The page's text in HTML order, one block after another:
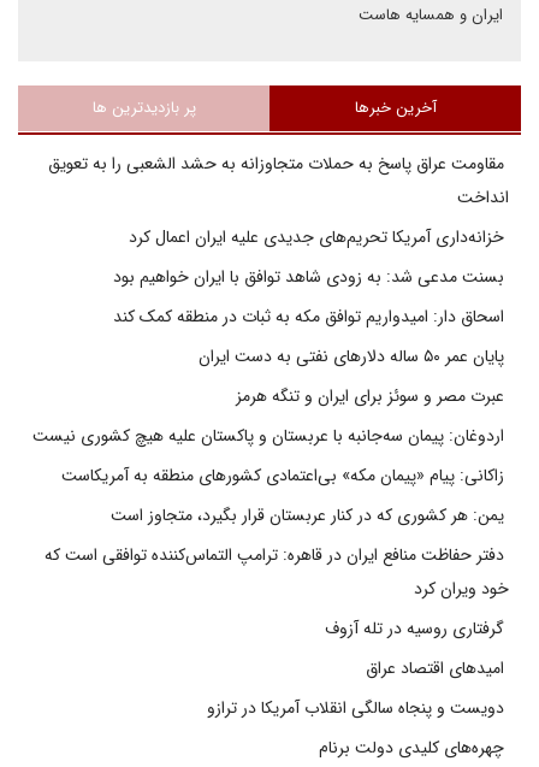
ایران و همسایه هاست
آخرین خبرها پر بازدیدترین ها
مقاومت عراق پاسخ به حملات متجاوزانه به حشد الشعبی را به تعویق
انداخت
خزانه‌داری آمریکا تحریم‌های جدیدی علیه ایران اعمال کرد
بسنت مدعی شد: به زودی شاهد توافق با ایران خواهیم بود
اسحاق دار: امیدواریم توافق مکه به ثبات در منطقه کمک کند
پایان عمر ۵۰ ساله دلارهای نفتی به دست ایران
عبرت مصر و سوئز برای ایران و تنگه هرمز
اردوغان: پیمان سه‌جانبه با عربستان و پاکستان علیه هیچ کشوری نیست
زاکانی: پیام «پیمان مکه» بی‌اعتمادی کشورهای منطقه به آمریکاست
یمن: هر کشوری که در کنار عربستان قرار بگیرد، متجاوز است
دفتر حفاظت منافع ایران در قاهره: ترامپ التماس‌کننده توافقی است که
خود ویران کرد
گرفتاری روسیه در تله آزوف
امیدهای اقتصاد عراق
دویست و پنجاه سالگی انقلاب آمریکا در ترازو
چهره‌های کلیدی دولت برنام